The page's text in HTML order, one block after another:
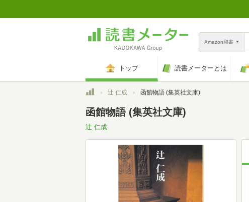
Amazon和書
トップ 読書メーターとは
トップ辻 仁成 函館物語 (集英社文庫)
函館物語 (集英社文庫)
辻 仁成